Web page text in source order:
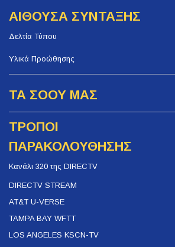
ΑΙΘΟΥΣΑ ΣΥΝΤΑΞΗΣ
Δελτία Τύπου
Υλικά Προώθησης
ΤΑ ΣΟΟΥ ΜΑΣ
ΤΡΟΠΟΙ
ΠΑΡΑΚΟΛΟΥΘΗΣΗΣ
Κανάλι 320 της DIRECTV
DIRECTV STREAM
AT&T U-VERSE
TAMPA BAY WFTT
LOS ANGELES KSCN-TV